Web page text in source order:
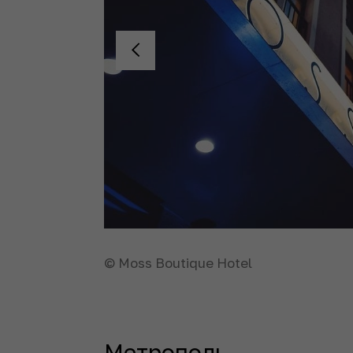
© Moss Boutique Hotel